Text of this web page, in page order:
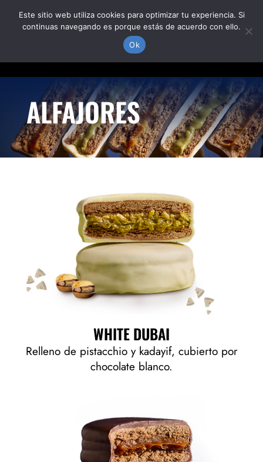
PRODUCTOS
DÓNDE ESTAMOS
NOSOTROS
ALFAJORES
WHITE DUBAI
Relleno de pistacchio y kadayif, cubierto por
chocolate blanco.
Este sitio web utiliza cookies para optimizar tu experiencia. Si
continuas navegando es porque estás de acuerdo con ello.
Ok